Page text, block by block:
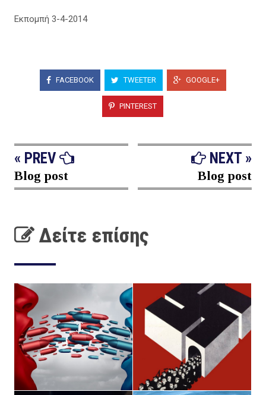
Εκπομπή 3-4-2014
FACEBOOK TWEETER GOOGLE+
PINTEREST
« PREV
Blog post
NEXT »
Blog post
Δείτε επίσης